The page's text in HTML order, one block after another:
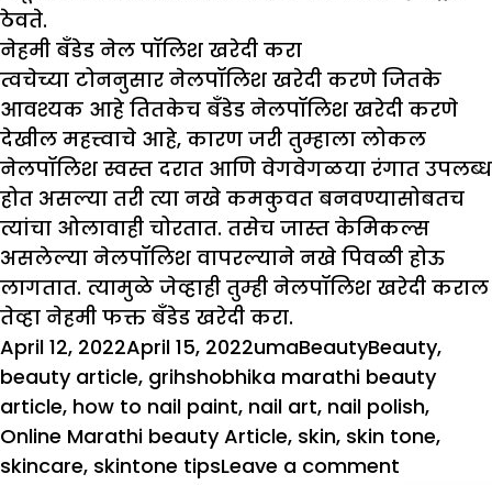
ठेवते.
नेहमी बँडेड नेल पॉलिश खरेदी करा
त्वचेच्या टोननुसार नेलपॉलिश खरेदी करणे जितके
आवश्यक आहे तितकेच बँडेड नेलपॉलिश खरेदी करणे
देखील महत्त्वाचे आहे, कारण जरी तुम्हाला लोकल
नेलपॉलिश स्वस्त दरात आणि वेगवेगळया रंगात उपलब्ध
होत असल्या तरी त्या नखे कमकुवत बनवण्यासोबतच
त्यांचा ओलावाही चोरतात. तसेच जास्त केमिकल्स
असलेल्या नेलपॉलिश वापरल्याने नखे पिवळी होऊ
लागतात. त्यामुळे जेव्हाही तुम्ही नेलपॉलिश खरेदी कराल
तेव्हा नेहमी फक्त बँडेड खरेदी करा.
Posted
on
April 12, 2022April 15, 2022Author
umaCategories
BeautyTags
Beauty,
beauty article, grihshobhika marathi beauty
article, how to nail paint, nail art, nail polish,
Online Marathi beauty Article, skin, skin tone,
skincare, skintone tipsLeave a comment